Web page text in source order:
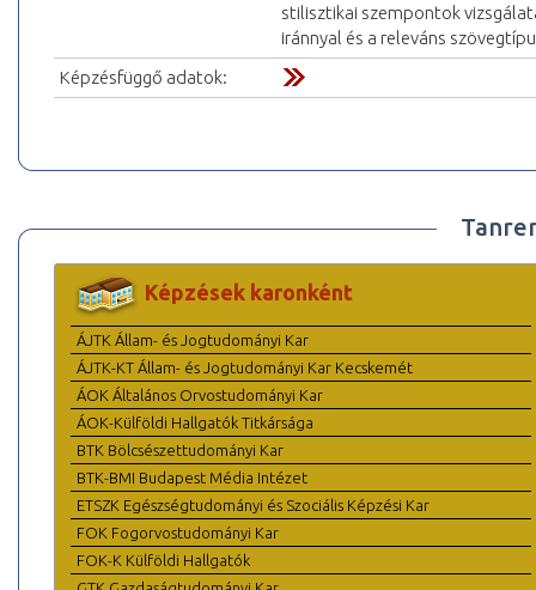
stilisztikai szempontok
iránnyal és a releváns
Képzésfüggő adatok:
Képzések karonként
ÁJTK Állam- és Jogtudományi Kar
ÁJTK-KT Állam- és Jogtudományi Kar Kecskemét
ÁOK Általános Orvostudományi Kar
ÁOK-Külföldi Hallgatók Titkársága
BTK Bölcsészettudományi Kar
BTK-BMI Budapest Média Intézet
ETSZK Egészségtudományi és Szociális Képzési Kar
FOK Fogorvostudományi Kar
FOK-K Külföldi Hallgatók